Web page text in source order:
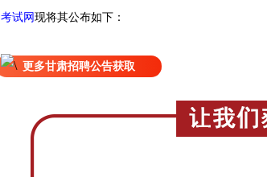
考试网现将其公布如下：
更多甘肃招聘公告获取